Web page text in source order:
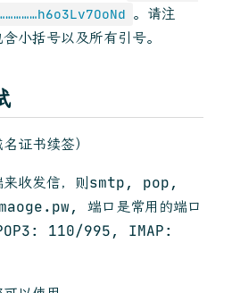
。请注
小括号以及所有引号。
证书续签）
来收发信，则smtp, pop,
端口是常用的端口
110/995, IMAP: